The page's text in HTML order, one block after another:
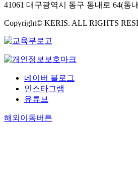
41061 대구광역시 동구 동내로 64(동
Copyright© KERIS. ALL RIGHTS
네이버 블로그
인스타그램
유튜브
해외이동버튼